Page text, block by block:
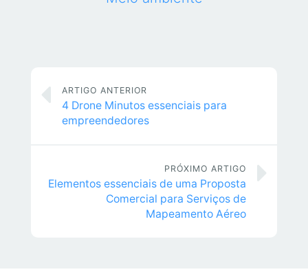
ARTIGO ANTERIOR
4 Drone Minutos essenciais para
empreendedores
PRÓXIMO ARTIGO
Elementos essenciais de uma Proposta
Comercial para Serviços de
Mapeamento Aéreo